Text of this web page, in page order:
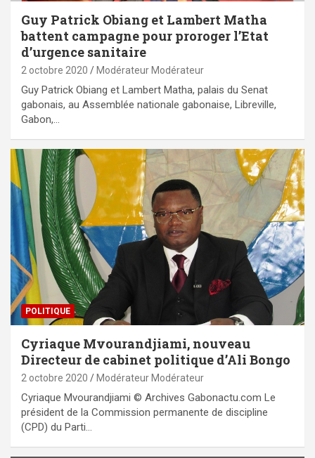
Guy Patrick Obiang et Lambert Matha
battent campagne pour proroger l’Etat
d’urgence sanitaire
2 octobre 2020 Modérateur Modérateur
Guy Patrick Obiang et Lambert Matha, palais du Senat
gabonais, au Assemblée nationale gabonaise, Libreville,
Gabon,…
POLITIQUE
Cyriaque Mvourandjiami, nouveau
Directeur de cabinet politique d’Ali Bongo
2 octobre 2020 Modérateur Modérateur
Cyriaque Mvourandjiami © Archives Gabonactu.com Le
président de la Commission permanente de discipline
(CPD) du Parti…